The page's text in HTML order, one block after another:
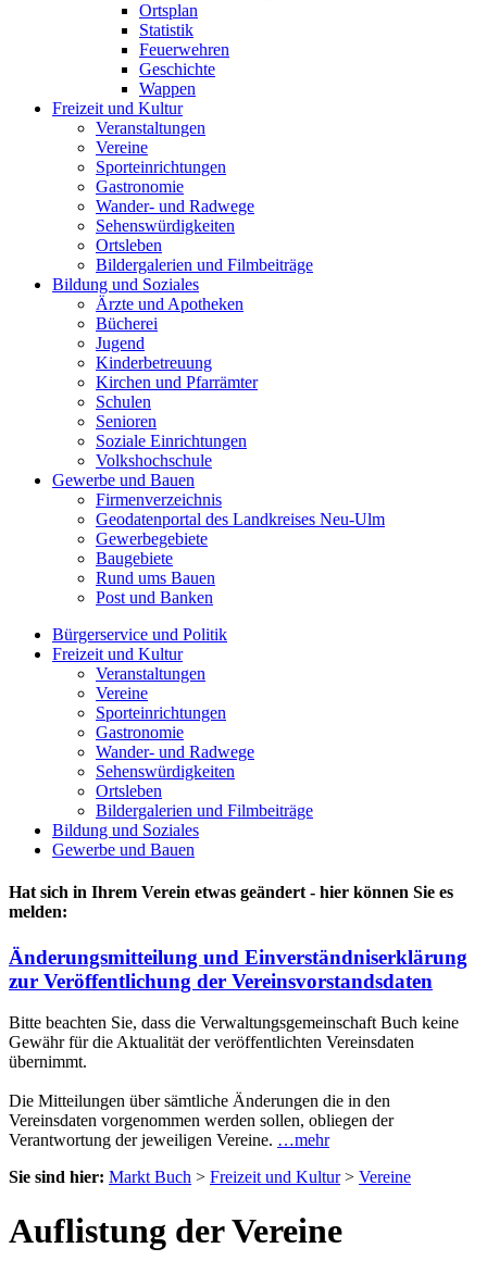
Ortsplan
Statistik
Feuerwehren
Geschichte
Wappen
Freizeit und Kultur
Veranstaltungen
Vereine
Sporteinrichtungen
Gastronomie
Wander- und Radwege
Sehenswürdigkeiten
Ortsleben
Bildergalerien und Filmbeiträge
Bildung und Soziales
Ärzte und Apotheken
Bücherei
Jugend
Kinderbetreuung
Kirchen und Pfarrämter
Schulen
Senioren
Soziale Einrichtungen
Volkshochschule
Gewerbe und Bauen
Firmenverzeichnis
Geodatenportal des Landkreises Neu-Ulm
Gewerbegebiete
Baugebiete
Rund ums Bauen
Post und Banken
Bürgerservice und Politik
Freizeit und Kultur
Veranstaltungen
Vereine
Sporteinrichtungen
Gastronomie
Wander- und Radwege
Sehenswürdigkeiten
Ortsleben
Bildergalerien und Filmbeiträge
Bildung und Soziales
Gewerbe und Bauen
Hat sich in Ihrem Verein etwas geändert - hier können Sie es
melden:
Änderungsmitteilung und Einverständniserklärung
zur Veröffentlichung der Vereinsvorstandsdaten
Bitte beachten Sie, dass die Verwaltungsgemeinschaft Buch keine
Gewähr für die Aktualität der veröffentlichten Vereinsdaten
übernimmt.
Die Mitteilungen über sämtliche Änderungen die in den
Vereinsdaten vorgenommen werden sollen, obliegen der
Verantwortung der jeweiligen Vereine. …mehr
Sie sind hier: Markt Buch > Freizeit und Kultur> Vereine
Auflistung der Vereine